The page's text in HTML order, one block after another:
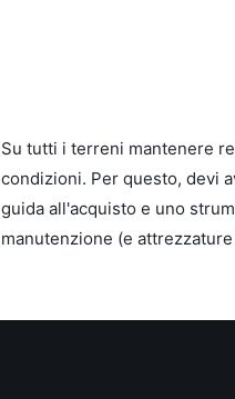
Su tutti i terreni mantenere
condizioni. Per questo, devi
guida all'acquisto e uno
manutenzione (e